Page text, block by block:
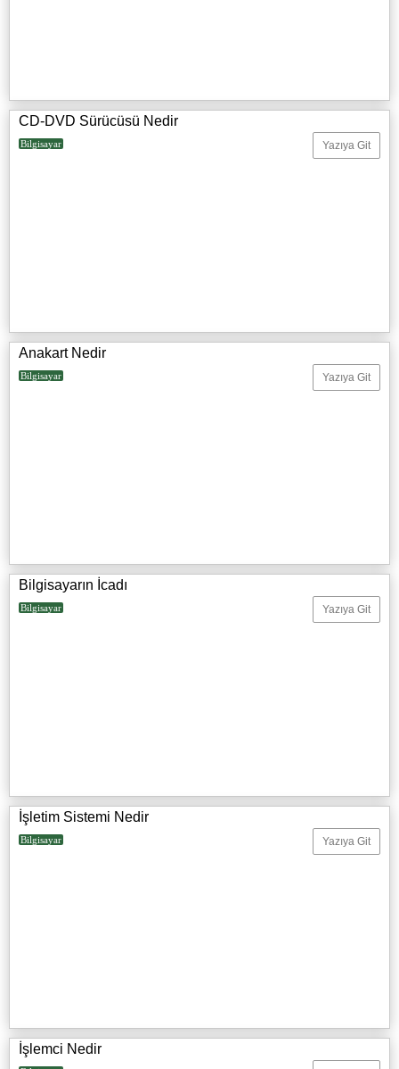
CD-DVD Sürücüsü Nedir
Bilgisayar Yazıya Git
Anakart Nedir
Bilgisayar Yazıya Git
Bilgisayarın İcadı
Bilgisayar Yazıya Git
İşletim Sistemi Nedir
Bilgisayar Yazıya Git
İşlemci Nedir